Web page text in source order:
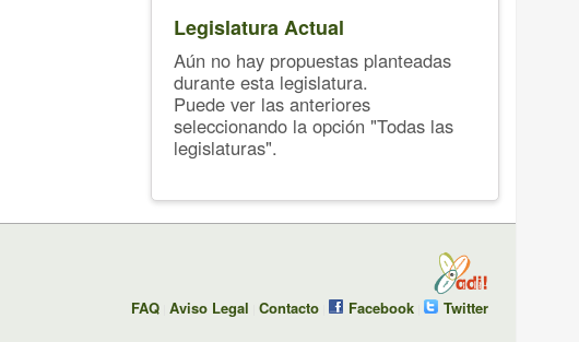
Legislatura Actual
Aún no hay propuestas planteadas
durante esta legislatura.
Puede ver las anteriores
seleccionando la opción "Todas las
legislaturas".
FAQ Aviso Legal Contacto Facebook Twitter